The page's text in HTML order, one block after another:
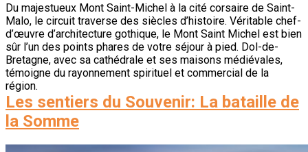
Du majestueux Mont Saint-Michel à la cité corsaire de Saint-
Malo, le circuit traverse des siècles d’histoire. Véritable chef-
d’œuvre d’architecture gothique, le Mont Saint Michel est bien
sûr l’un des points phares de votre séjour à pied. Dol-de-
Bretagne, avec sa cathédrale et ses maisons médiévales,
témoigne du rayonnement spirituel et commercial de la
région.
Les sentiers du Souvenir: La bataille de
la Somme